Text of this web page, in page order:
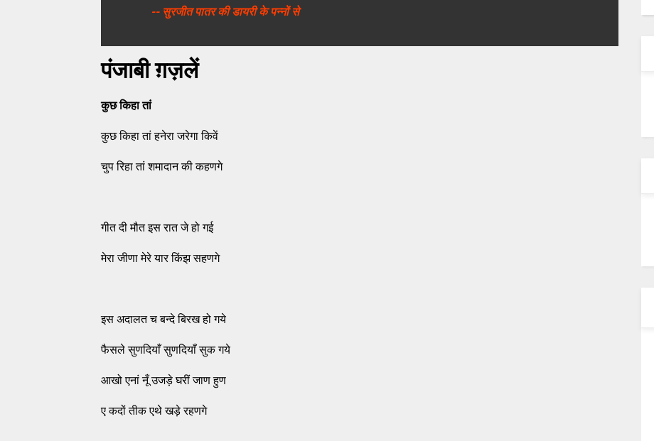
-- सुरजीत पातर की डायरी के पन्नों से
पंजाबी ग़ज़लें
कुछ किहा तां
कुछ किहा तां हनेरा जरेगा किवें
चुप रिहा तां शमादान की कहणगे
गीत दी मौत इस रात जे हो गई
मेरा जीणा मेरे यार किंझ सहणगे
इस अदालत च बन्दे बिरख हो गये
फैसले सुणदियाँ सुणदियाँ सुक गये
आखो एनां नूँ उजड़े घरीं जाण हुण
ए कदों तीक एथे खड़े रहणगे